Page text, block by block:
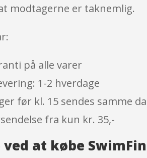
modtagerne er taknemlig.
på alle varer
1-2 hverdage
før kl. 15 sendes samme
fra kun kr. 35,-
ved at købe